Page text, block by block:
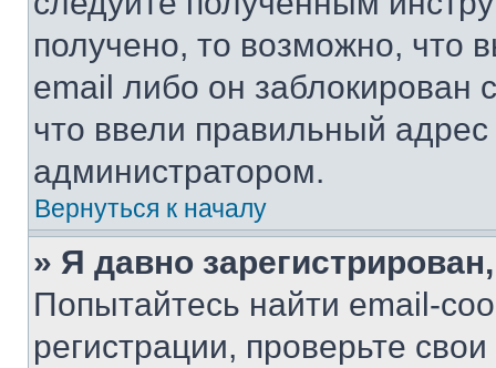
получено, то возможно, что
email либо он
что ввели правильный адрес
администратором.
Вернуться к началу
» Я давно
Попытайтесь найти email-
регистрации, проверьте